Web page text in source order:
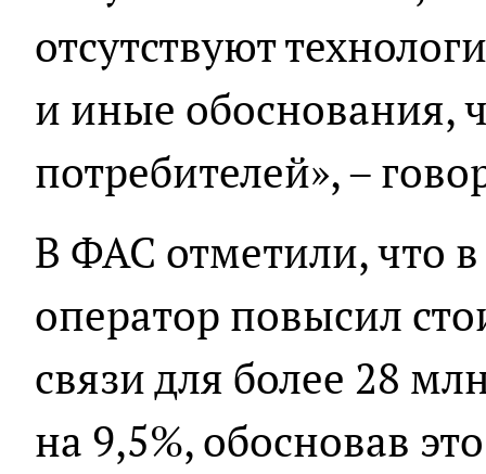
отсутствуют
и иные обоснования,
потребителей», –
В ФАС отметили, что в
оператор повысил
связи для более 28
на 9,5%, обосновав